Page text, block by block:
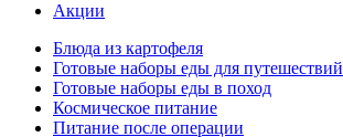
Акции
Блюда из картофеля
Готовые наборы еды для путешествий
Готовые наборы еды в поход
Космическое питание
Питание после операции